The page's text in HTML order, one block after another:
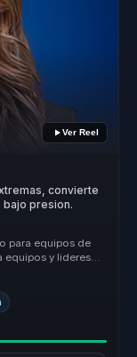
Ver Reel
convierte
presion.
para equipos de
equipos y lideres